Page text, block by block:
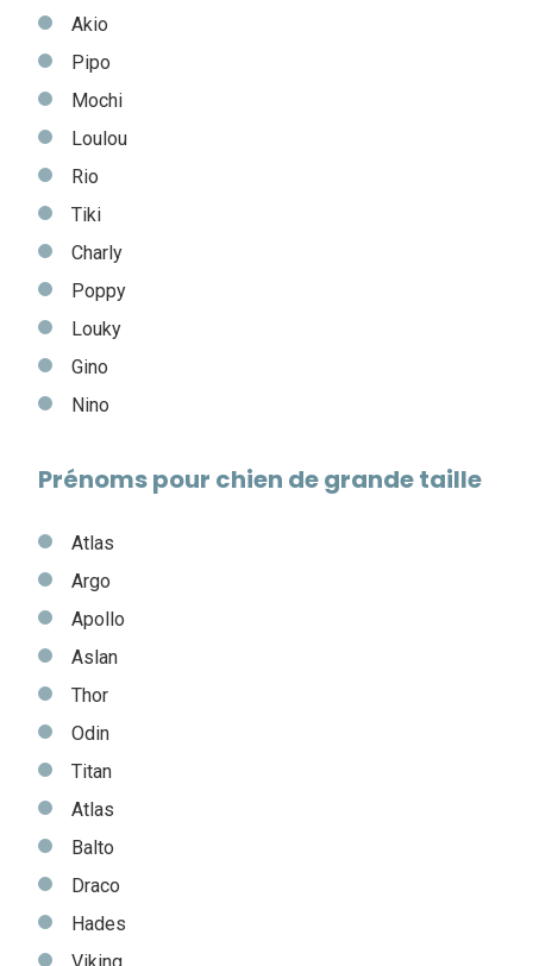
Akio
Pipo
Mochi
Loulou
Rio
Tiki
Charly
Poppy
Louky
Gino
Nino
Prénoms pour chien de grande taille
Atlas
Argo
Apollo
Aslan
Thor
Odin
Titan
Atlas
Balto
Draco
Hades